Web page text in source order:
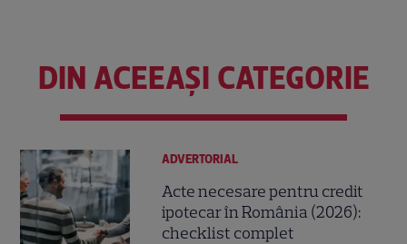
DIN ACEEAȘI CATEGORIE
ADVERTORIAL
Acte necesare pentru credit
ipotecar în România (2026):
checklist complet